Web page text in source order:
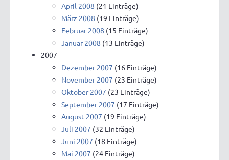
April 2008 (21 Einträge)
März 2008 (19 Einträge)
Februar 2008 (15 Einträge)
Januar 2008 (13 Einträge)
2007
Dezember 2007 (16 Einträge)
November 2007 (23 Einträge)
Oktober 2007 (23 Einträge)
September 2007 (17 Einträge)
August 2007 (19 Einträge)
Juli 2007 (32 Einträge)
Juni 2007 (18 Einträge)
Mai 2007 (24 Einträge)